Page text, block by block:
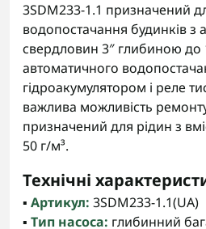
3SDM233-1.1 призначений
водопостачання будинків з
свердловин 3″ глибиною до
автоматичного
гідроакумулятором і реле
важлива можливість
призначений для рідин з
50 г/м³.
Технічні
▪️ Артикул: 3SDM233-1.1(UA)
▪️ Тип насоса: глибинний